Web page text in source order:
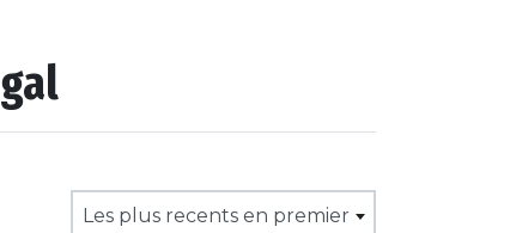
Les plus recents en premier